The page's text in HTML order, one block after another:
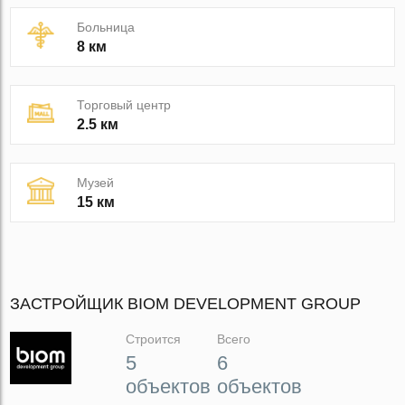
Больница
8 км
Торговый центр
2.5 км
Музей
15 км
ЗАСТРОЙЩИК BIOM DEVELOPMENT GROUP
Строится
5
объектов
Всего
6
объектов